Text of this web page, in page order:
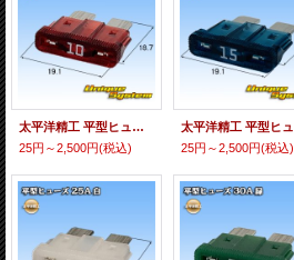
太平洋精工 平型ヒューズ 10A 赤色
25円～2,500円(税込)
25円～2,500円(税込)